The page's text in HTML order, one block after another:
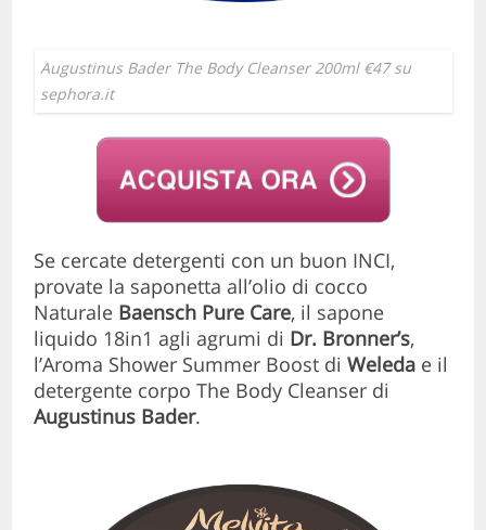
Augustinus Bader The Body Cleanser 200ml €47 su
sephora.it
Se cercate detergenti con un buon INCI,
provate la saponetta all’olio di cocco
Naturale Baensch Pure Care, il sapone
liquido 18in1 agli agrumi di Dr. Bronner’s,
l’Aroma Shower Summer Boost diWeleda e il
detergente corpo The Body Cleanser di
Augustinus Bader.